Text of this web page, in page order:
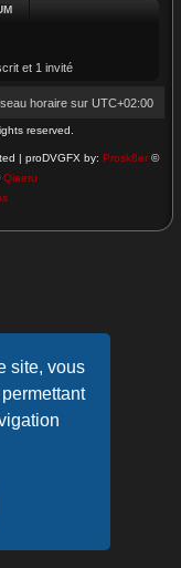
site, vous
et 1 invité
horaire sur UTC+02:00
reserved.
| proDVGFX by: Prosk8er©
Qiaeru